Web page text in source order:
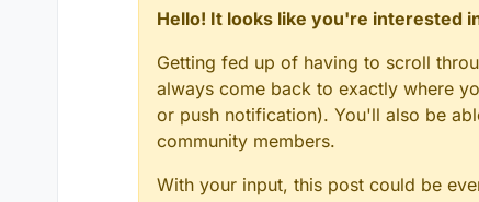
Hello! It looks like you're interested
Getting fed up of having to scroll
always come back to exactly where
or push notification). You'll also be
community members.
With your input, this post could be